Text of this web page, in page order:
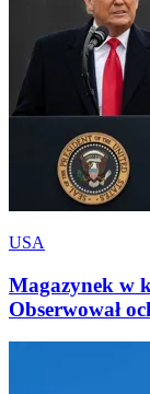
USA
Magazynek w
Obserwował